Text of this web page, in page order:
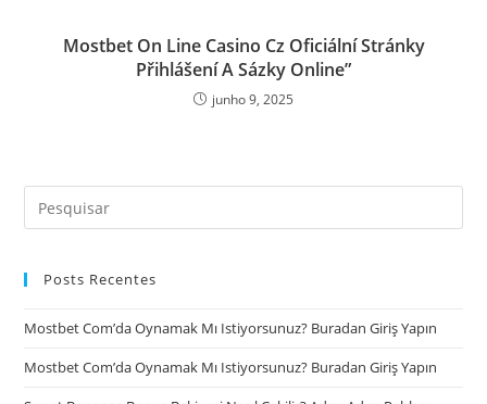
Mostbet On Line Casino Cz Oficiální Stránky
Přihlášení A Sázky Online”
junho 9, 2025
Posts Recentes
Mostbet Com’da Oynamak Mı Istiyorsunuz? Buradan Giriş Yapın
Mostbet Com’da Oynamak Mı Istiyorsunuz? Buradan Giriş Yapın